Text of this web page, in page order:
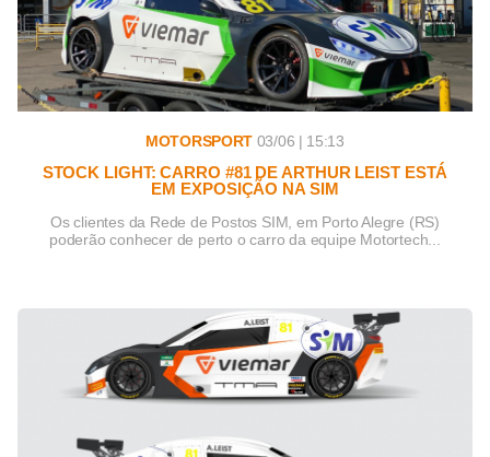
MOTORSPORT 03/06 | 15:13
STOCK LIGHT: CARRO #81 DE ARTHUR LEIST ESTÁ
EM EXPOSIÇÃO NA SIM
Os clientes da Rede de Postos SIM, em Porto Alegre (RS)
poderão conhecer de perto o carro da equipe Motortech...